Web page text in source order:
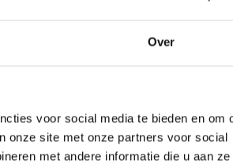
Over
voor social media te bieden en om
onze site met onze partners voor social
met andere informatie die u aan ze
We starten met een grondige
en met oog voor detail uit, zodat